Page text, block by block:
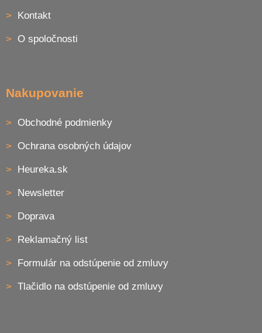
Kontakt
O spoločnosti
Nakupovanie
Obchodné podmienky
Ochrana osobných údajov
Heureka.sk
Newsletter
Doprava
Reklamačný list
Formulár na odstúpenie od zmluvy
Tlačidlo na odstúpenie od zmluvy